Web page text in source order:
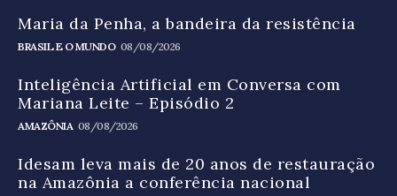
Maria da Penha, a bandeira da resistência
BRASIL E O MUNDO 08/08/2026
Inteligência Artificial em Conversa com
Mariana Leite – Episódio 2
AMAZÔNIA 08/08/2026
Idesam leva mais de 20 anos de restauração
na Amazônia a conferência nacional